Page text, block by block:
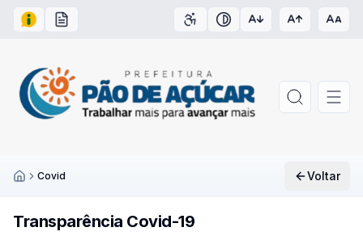
Acesso à Informação
Carta de Serviços Acessibilidade
Contraste
Covid Voltar
Transparência Covid-19